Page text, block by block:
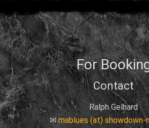
For
Contact
Ralph Gelhard
✉mablues (at) showdown-